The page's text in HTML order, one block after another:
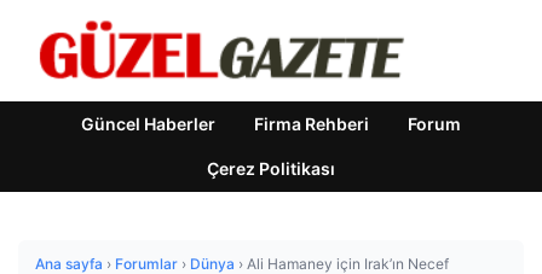
Güncel Haberler Firma Rehberi Forum
Çerez Politikası
Ana sayfa › Forumlar › Dünya › Ali Hamaney için Irak’ın Necef